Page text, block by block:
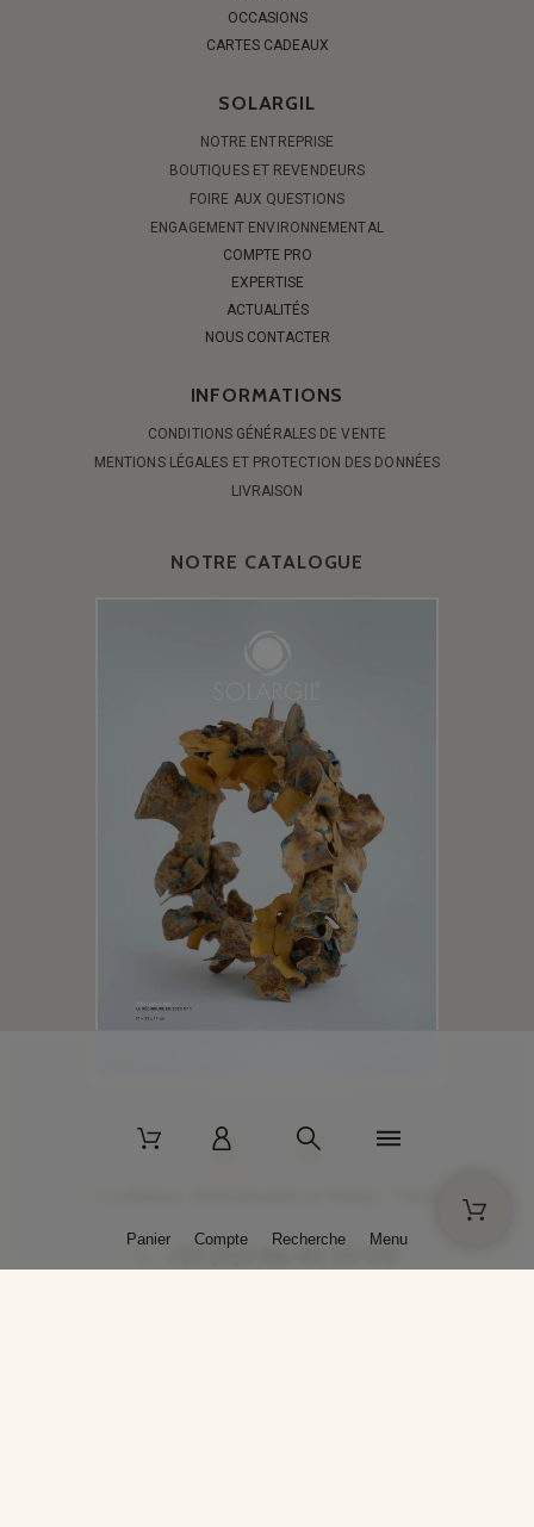
OCCASIONS
CARTES CADEAUX
SOLARGIL
NOTRE ENTREPRISE
BOUTIQUES ET REVENDEURS
FOIRE AUX QUESTIONS
ENGAGEMENT ENVIRONNEMENTAL
COMPTE PRO
EXPERTISE
ACTUALITÉS
NOUS CONTACTER
INFORMATIONS
CONDITIONS GÉNÉRALES DE VENTE
MENTIONS LÉGALES ET PROTECTION DES DONNÉES
LIVRAISON
NOTRE CATALOGUE
+33 (0)3 86 45 50 00
Panier Compte Recherche Menu